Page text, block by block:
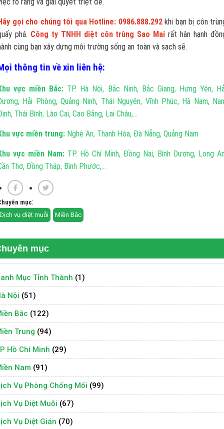
mục
Mục Tỉnh Thành (1)
Nội (51)
Bắc (122)
Trung (94)
Hồ Chí Minh (29)
Nam (91)
Vụ Phòng Chống Mối (99)
Vụ Diệt Muỗi (67)
Vụ Diệt Gián (70)
gọi cho chúng tôi qua Hotline: 0986.888.292khi bạn bị côn
phá. Công ty TNHH diệt côn trùng Sao Mai rất hân hạnh
cùng bạn xây dựng môi trường sống an toàn và sạch sẽ.
thông tin về xin liên hệ:
vực miền Bắc: TP. Hà Nội, Bắc Ninh, Bắc Giang, Hưng Yên,
Hải Phòng, Quảng Ninh, Thái Nguyên, Vĩnh Phúc, Hà Nam,
Thái Bình, Lào Cai, Cao Bằng, Lai Châu,...
vực miền trung: Nghệ An, Thanh Hóa, Đà Nẵng, Quảng Nam
vực miền Nam: TP. Hồ Chí Minh, Đồng Nai, Bình Dương, Long
Thơ, Đồng Tháp, Bình Phước,...
mục:
Dịch vụ diệt muỗi Miền Bắc